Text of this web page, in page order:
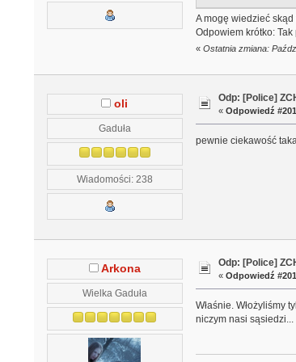
A mogę wiedzieć
Odpowiem krótko:
« Ostatnia zmiana:
oli
Gaduła
Wiadomości: 238
Odp: [Police]
«Odpowiedź
pewnie ciekawość
Arkona
Wielka Gaduła
Odp: [Police]
«Odpowiedź
Właśnie. Włożyliśmy
niczym nasi sąsiedzi...